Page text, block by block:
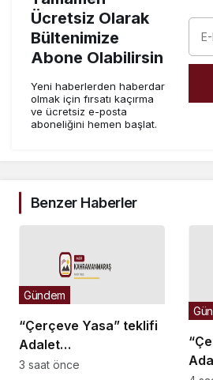
Ücretsiz Olarak
Bültenimize
Abone Olabilirsin
Yeni haberlerden haberdar
olmak için fırsatı kaçırma
ve ücretsiz e-posta
aboneliğini hemen başlat.
Benzer Haberler
“Çerçeve Yasa” teklifi
Adalet
Komisyonu’nda… İYİ
Gündem
3 saat önce